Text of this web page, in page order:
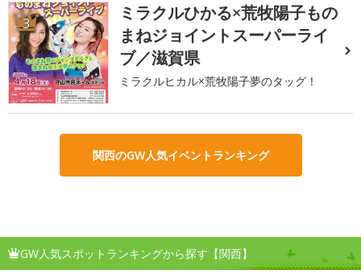
3
ミラクルひかる×荒牧陽子もの
まねジョイントスーパーライ
ブ／滋賀県
ミラクルヒカル×荒牧陽子夢のタッグ！
関西のGW人気イベントランキング
GW人気スポットランキングから探す【関西】